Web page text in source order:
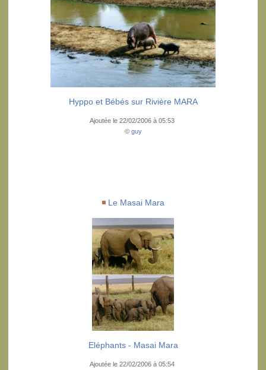
Hyppo et Bébés sur Rivière MARA
Ajoutée le 22/02/2006 à 05:53
© guy
Le Masai Mara
Eléphants - Masai Mara
Ajoutée le 22/02/2006 à 05:54